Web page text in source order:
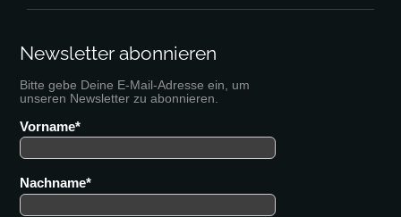
Newsletter abonnieren
Bitte gebe Deine E-Mail-Adresse ein, um
unseren Newsletter zu abonnieren.
Vorname
Nachname